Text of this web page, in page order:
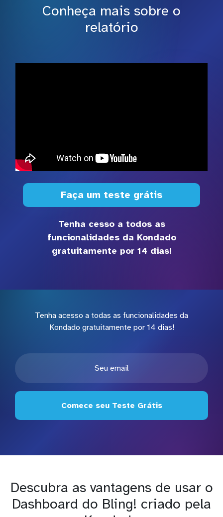
Conheça mais sobre o
relatório
Faça um teste grátis
Tenha cesso a todos as
funcionalidades da Kondado
gratuitamente por 14 dias!
Tenha acesso a todas as funcionalidades da
Kondado gratuitamente por 14 dias!
Comece seu Teste Grátis
Descubra as vantagens de usar o
Dashboard do Bling! criado pela